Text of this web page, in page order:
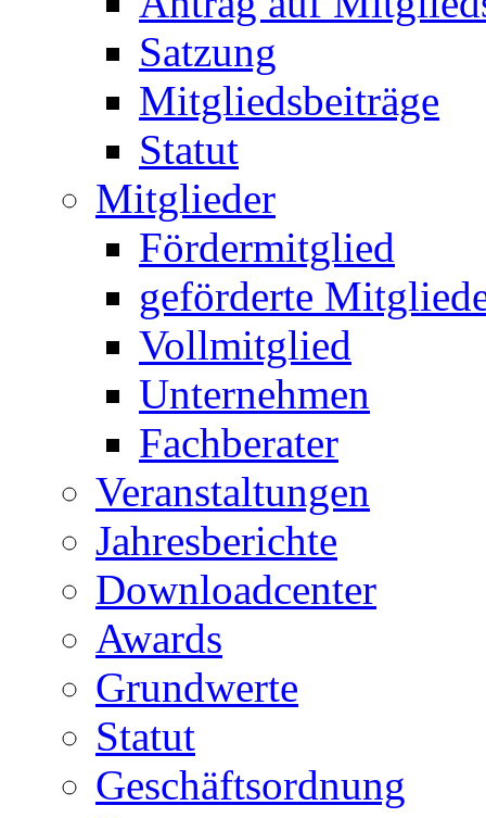
Satzung
Mitgliedsbeiträge
Statut
Mitglieder
Fördermitglied
geförderte
Vollmitglied
Unternehmen
Fachberater
Veranstaltungen
Jahresberichte
Downloadcenter
Awards
Grundwerte
Statut
Geschäftsordnung